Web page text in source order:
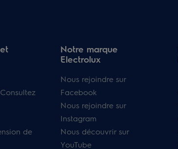
de
Notre marque
Electrolux
Nous rejoindre sur
Facebook
Nous rejoindre sur
Instagram
Nous découvrir sur
YouTube